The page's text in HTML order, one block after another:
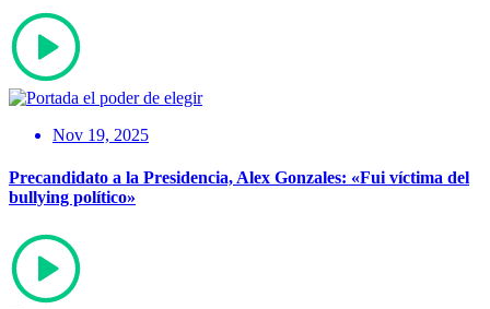
Nov 19, 2025
Precandidato a la Presidencia, Alex Gonzales: «Fui víctima del
bullying político»